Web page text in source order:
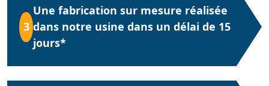
3
Une fabrication sur mesure réalisée
dans notre usine dans un délai de 15
jours*